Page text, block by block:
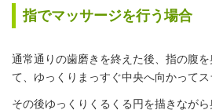
指でマッサージを行う場合
通常通りの歯磨きを終えた後、指の腹
て、ゆっくりまっすぐ中央へ向かってス
その後ゆっくりくるくる円を描きなが